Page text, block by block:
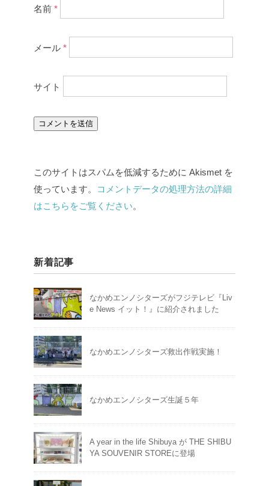
名前 *
メール *
サイト
このサイトはスパムを低減するために Akismet を
使っています。
コメントデータの処理方法の詳細
はこちらをご覧ください。
新着記事
なかめエンノシターズがフジテレビ『Liv
e News イット！』に紹介されました
なかめエンノシターズ救出作戦実施！
なかめエンノシターズ生誕５年
A year in the life Shibuya が THE SHIBU
YA SOUVENIR STOREに登場